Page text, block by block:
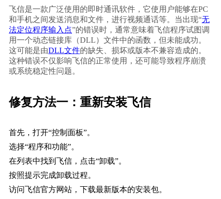
飞信是一款广泛使用的即时通讯软件，它使用户能够在PC
和手机之间发送消息和文件，进行视频通话等。当出现“无
法定位程序输入点”的错误时，通常意味着飞信程序试图调
用一个动态链接库（DLL）文件中的函数，但未能成功。
这可能是由DLL文件的缺失、损坏或版本不兼容造成的。
这种错误不仅影响飞信的正常使用，还可能导致程序崩溃
或系统稳定性问题。
修复方法一：重新安装飞信
首先，打开“控制面板”。
选择“程序和功能”。
在列表中找到飞信，点击“卸载”。
按照提示完成卸载过程。
访问飞信官方网站，下载最新版本的安装包。